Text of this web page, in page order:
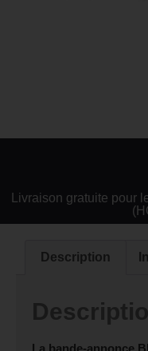
Livraison gratuite pour
Description
La bande-annonce